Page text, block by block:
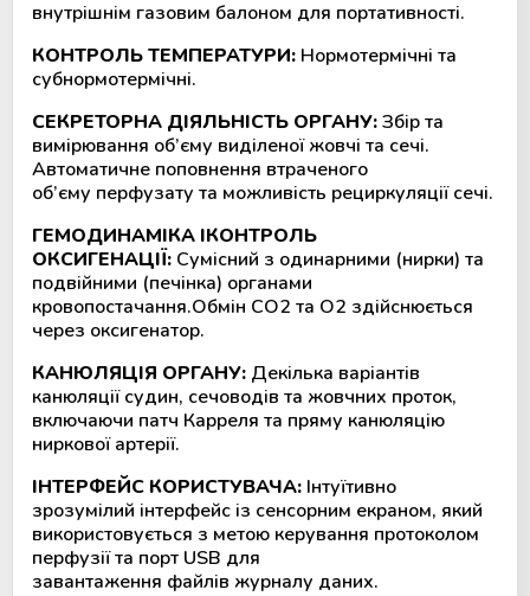
внутрішнім газовим балоном для портативності.
КОНТРОЛЬ ТЕМПЕРАТУРИ: Нормотермічні та
субнормотермічні.
СЕКРЕТОРНА ДІЯЛЬНІСТЬ ОРГАНУ:Збір та
вимірювання об’єму виділеної жовчі та сечі.
Автоматичне поповнення втраченого
об’єму перфузату та можливість рециркуляції сечі.
ГЕМОДИНАМІКА ІКОНТРОЛЬ
ОКСИГЕНАЦІЇ: Сумісний з одинарними (нирки) та
подвійними (печінка) органами
кровопостачання.Обмін CO2 та O2 здійснюється
через оксигенатор.
КАНЮЛЯЦІЯ ОРГАНУ: Декілька варіантів
канюляції судин, сечоводів та жовчних проток,
включаючи патч Карреля та пряму канюляцію
ниркової артерії.
ІНТЕРФЕЙС КОРИСТУВАЧА: Інтуїтивно
зрозумілий інтерфейс із сенсорним екраном, який
використовується з метою керування протоколом
перфузії та порт USB для
завантаження файлів журналу даних.